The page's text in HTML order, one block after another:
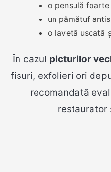
o pensulă foarte
un pămătuf
o lavetă uscată
În cazul picturilor
fisuri, exfolieri ori
recomandată
restaurator